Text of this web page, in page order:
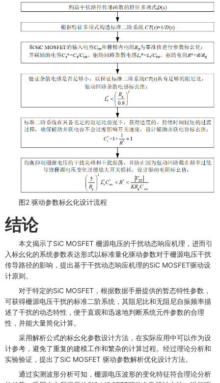
图2 驱动参数标幺化设计流程
​结论
本文揭示了SiC MOSFET 栅源电压的干扰动态响应机理，进而引
入标幺化的系统参数表达形式以标准量化驱动参数对于栅源电压干扰
传导路径的影响，提出基于干扰动态响应机理的SiC MOSFET驱动设
计原则。
对于特定的SiC MOSFET，根据数据手册提供的暂态特性参数，
可获得栅源电压干扰的标准二阶系统，其阻尼比和无阻尼自振频率描
述了干扰的动态特性，便于直观和迅速地判断系统元件参数的合理
性，并能大量简化计算。
采用解析公式的标幺化参数设计方法，在实际应用中可以作为设
计参考，避免了重复的建模工作和繁杂的计算过程。经过理论分析和
实验验证，提出了SiC MOSFET 驱动参数解析优化设计方法。
通过实测波形分析可知，栅源电压波形的变化特征符合理论分析